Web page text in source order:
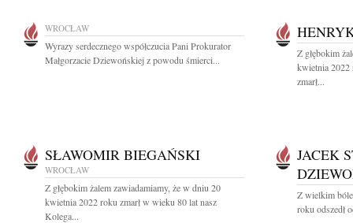
WROCŁAW
Wyrazy serdecznego współczucia Pani Prokurator
Małgorzacie Dziewońskiej z powodu śmierci...
Z głębokim
kwietnia
zmarł...
SŁAWOMIR BIEGAŃSKI
WROCŁAW
Z głębokim żalem zawiadamiamy, że w dniu 20
kwietnia 2022 roku zmarł w wieku 80 lat nasz
Kolega...
JACEK
Z wielkim
roku odszedł